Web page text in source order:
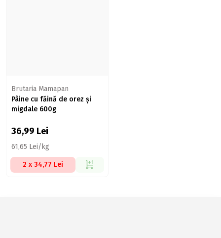
Brutaria Mamapan
Pâine cu făină de orez și
migdale 600g
36,99 Lei
61,65 Lei/kg
2 x 34,77 Lei